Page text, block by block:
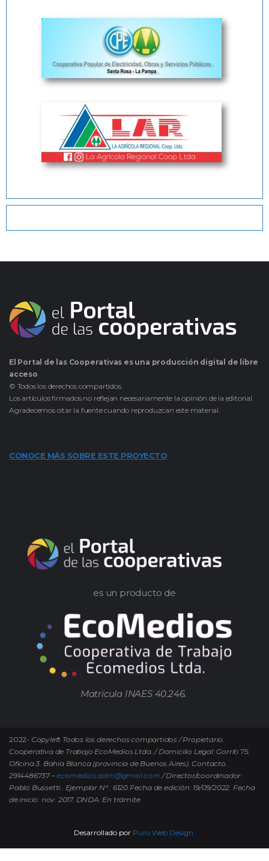
El Portal de las Cooperativas es una producción digital de libre
acceso
© Todos los derechos compartidos.
Los artículos firmados no reflejan necesariamente la opinión de la editorial.
Agradecemos citar la fuente cuando reproduzcan este material.
CONOCE MÁS SOBRE ESTE PROYECTO
es un producto de
Matrícula INAES 40.246.
2022- Copyleft Todos los derechos compartidos / Propietario:
Cooperativa de Trabajo EcoMedios Ltda. / Domicilio Legal: Gorriti 75.
Oficina 3. Bahía Blanca (provincia de Buenos Aires). Contacto.
2914486737 –ecomedios.adm@gmail.com / Director/coordinador:
Pablo Bussetti.. Ejemplar N° : 6120 Fecha de edición: 19/09/2022. Fecha
de inicio: nov. 2017. DNDA: En trámite
Desarrollado por Puro Web Design.